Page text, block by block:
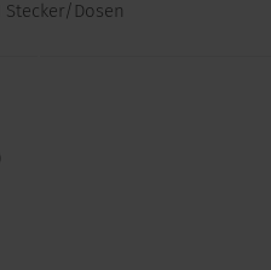
Stecker/Dosen